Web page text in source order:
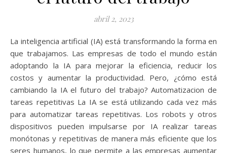
abril 2, 2023
La inteligencia artificial (IA) está transformando la forma en
que trabajamos. Las empresas de todo el mundo están
adoptando la IA para mejorar la eficiencia, reducir los
costos y aumentar la productividad. Pero, ¿cómo está
cambiando la IA el futuro del trabajo? Automatizacion de
tareas repetitivas La IA se está utilizando cada vez más
para automatizar tareas repetitivas. Los robots y otros
dispositivos pueden impulsarse por IA realizar tareas
monótonas y repetitivas de manera más eficiente que los
seres humanos, lo que permite a las empresas aumentar